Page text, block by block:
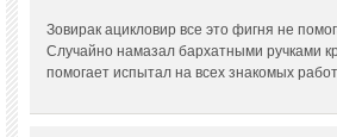
Зовирак ацикловир все это фигня не
Случайно намазал бархатными ручками
помогает испытал на всех знакомых